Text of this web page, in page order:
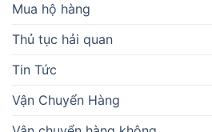
Mua hộ hàng
Thủ tục hải quan
Tin Tức
Vận Chuyển Hàng